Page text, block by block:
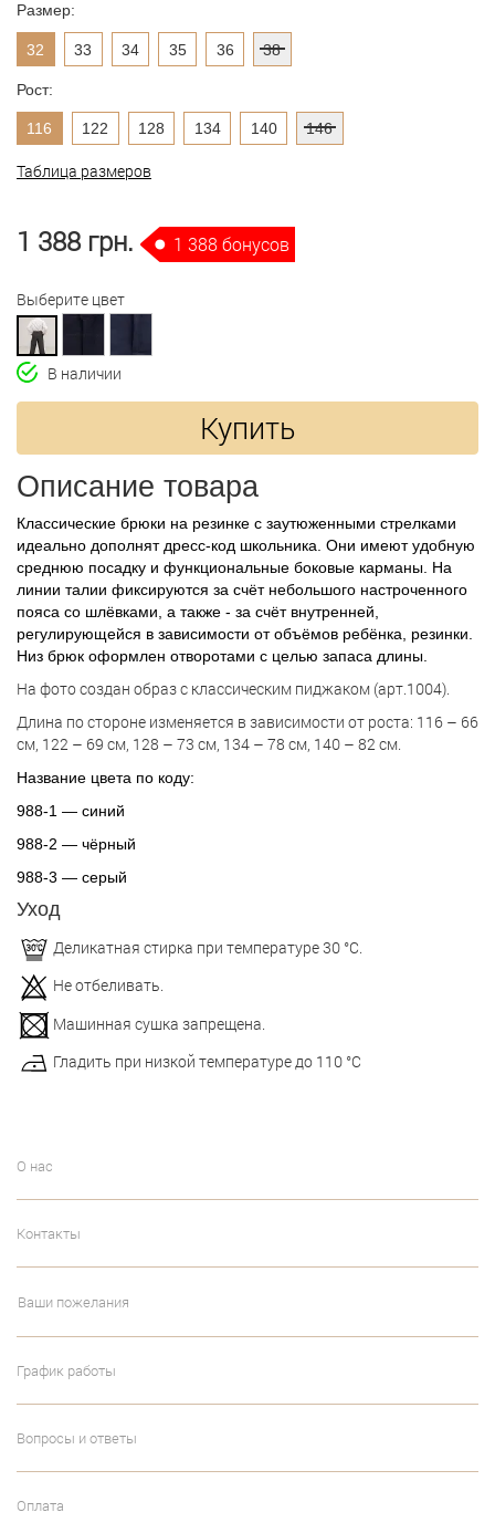
Размер:
32 33 34 35 36 38
Рост:
116 122 128 134 140 146
Таблица размеров
1 388 грн. 1 388 бонусов
Выберите цвет
В наличии
Купить
Описание товара
Классические брюки на резинке с заутюженными стрелками
идеально дополнят дресс-код школьника. Они имеют удобную
среднюю посадку и функциональные боковые карманы. На
линии талии фиксируются за счёт небольшого настроченного
пояса со шлёвками, а также - за счёт внутренней,
регулирующейся в зависимости от объёмов ребёнка, резинки.
Низ брюк оформлен отворотами с целью запаса длины.
На фото создан образ с классическим пиджаком (арт.1004).
Длина по стороне изменяется в зависимости от роста: 116 – 66
см, 122 – 69 см, 128 – 73 см, 134 – 78 см, 140 – 82 см.
Название цвета по коду:
988-1 — синий
988-2 — чёрный
988-3 — серый
Уход
Деликатная стирка при температуре 30 °С.
Не отбеливать.
Машинная сушка запрещена.
Гладить при низкой температуре до 110 °С
О нас
Контакты
Ваши пожелания
График работы
Вопросы и ответы
Оплата